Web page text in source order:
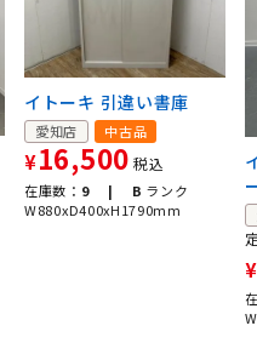
イトーキ 引違い書庫
愛知店 中古品
¥16,500 税込
在庫数： 9 | B ランク
W880xD400xH1790mm
¥